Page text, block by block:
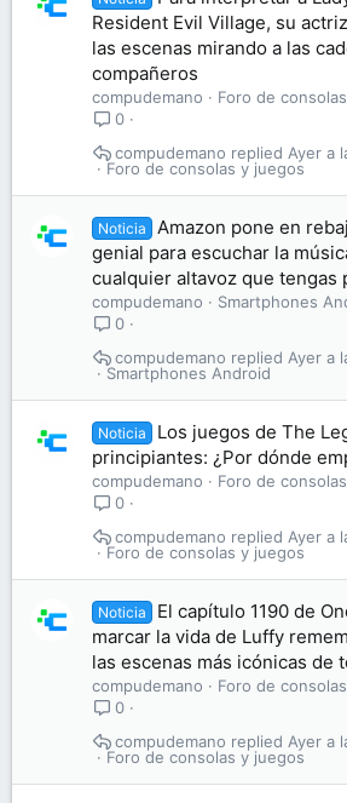
Resident Evil Village, su
las escenas mirando a las
compañeros
compudemano
Foro de
0
Foro de consolas y juegos
Ayer a
compudemano
Noticia
Amazon pone en
genial para escuchar la
cualquier altavoz que tengas
compudemano
Smartphones
0
Smartphones Android
Ayer a
compudemano
Noticia
Los juegos de The
principiantes: ¿Por dónde
compudemano
Foro de
0
Foro de consolas y juegos
Ayer a
compudemano
Noticia
El capítulo 1190 de
marcar la vida de Luffy
las escenas más icónicas de
compudemano
Foro de
0
Foro de consolas y juegos
Ayer a
compudemano